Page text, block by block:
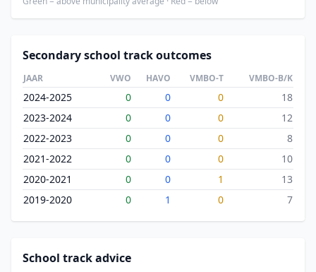
Secondary school track outcomes
JAAR VWO HAVO VMBO-T VMBO-B/K
2024-2025 0 0 0
18
2023-2024
0 0 0
12
2022-2023
0 0 0
8
2021-2022
0 0 0
10
2020-2021
0 0 1
13
2019-2020
0 1 0 7
School track advice